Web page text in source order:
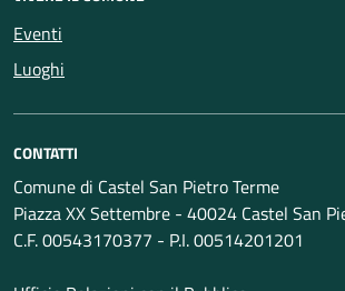
Eventi
Luoghi
CONTATTI
Comune di Castel San Pietro Terme
Piazza XX Settembre - 40024 Castel San
C.F. 00543170377 - P.I. 00514201201